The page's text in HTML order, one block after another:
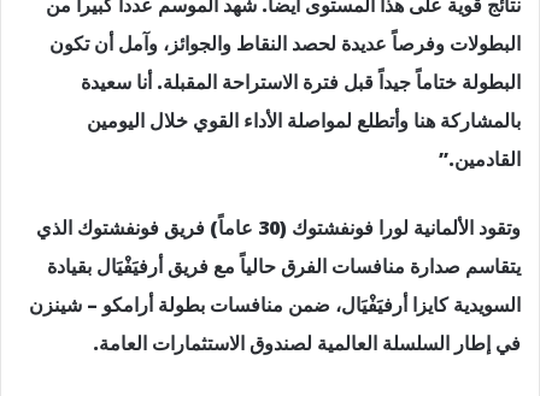
البطولات وفرصاً عديدة لحصد النقاط والجوائز، وآمل أن تكون
البطولة ختاماً جيداً قبل فترة الاستراحة المقبلة. أنا سعيدة
بالمشاركة هنا وأتطلع لمواصلة الأداء القوي خلال اليومين
القادمين.”
وتقود الألمانية لورا فونفشتوك (30 عاماً) فريق فونفشتوك الذي
يتقاسم صدارة منافسات الفرق حالياً مع فريق أرفيَفْيَال بقيادة
السويدية كايزا أرفيَفْيَال، ضمن منافسات بطولة أرامكو – شينزن
في إطار السلسلة العالمية لصندوق الاستثمارات العامة.